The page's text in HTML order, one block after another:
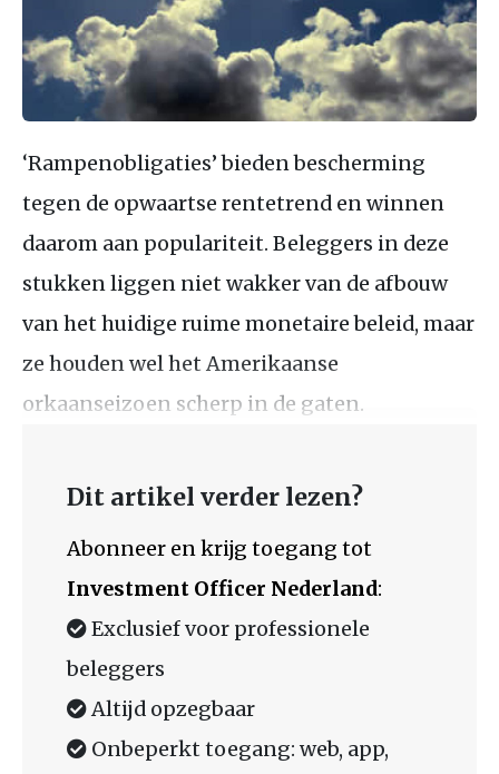
‘Rampenobligaties’ bieden bescherming
tegen de opwaartse rentetrend en winnen
daarom aan populariteit. Beleggers in deze
stukken liggen niet wakker van de afbouw
van het huidige ruime monetaire beleid, maar
ze houden wel het Amerikaanse
orkaanseizoen scherp in de gaten.
Dit artikel verder lezen?
Abonneer en krijg toegang tot
Investment Officer Nederland:
Exclusief voor professionele
beleggers
Altijd opzegbaar
Onbeperkt toegang: web, app,